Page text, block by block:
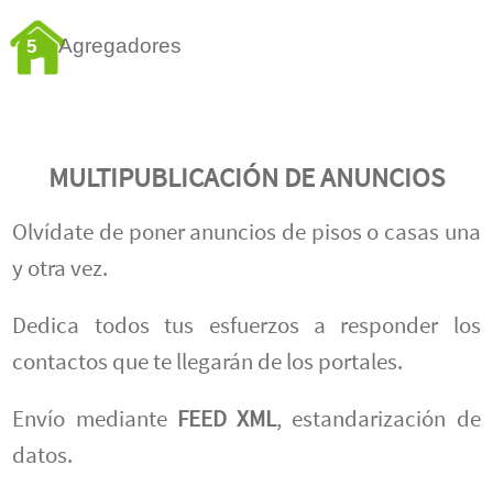
5 Agregadores
MULTIPUBLICACIÓN DE ANUNCIOS
Olvídate de poner anuncios de pisos o casas una
y otra vez.
Dedica todos tus esfuerzos a responder los
contactos que te llegarán de los portales.
Envío mediante FEED XML, estandarización de
datos.